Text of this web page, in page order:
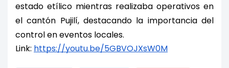
estado etílico mientras realizaba operativos en
el cantón Pujilí, destacando la importancia del
control en eventos locales.
Link: https://youtu.be/5GBVOJXsW0M